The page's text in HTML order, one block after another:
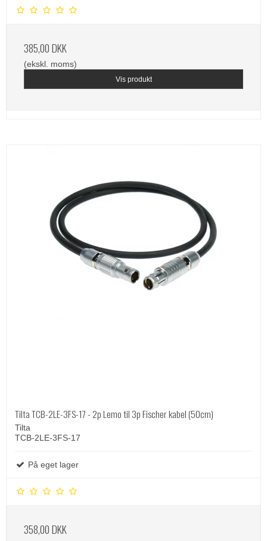
385,00 DKK
(ekskl. moms)
Vis produkt
Tilta TCB-2LE-3FS-17 - 2p Lemo til 3p Fischer kabel (50cm)
Tilta
TCB-2LE-3FS-17
På eget lager
358,00 DKK